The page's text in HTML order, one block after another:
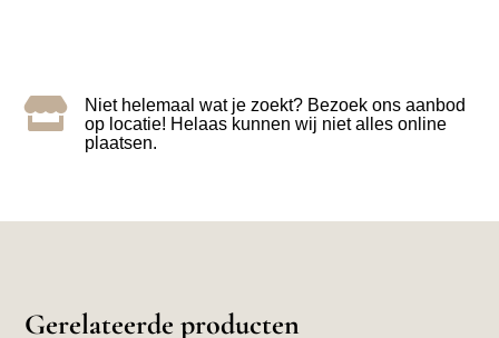

Niet helemaal wat je zoekt? Bezoek ons aanbod
op locatie! Helaas kunnen wij niet alles online
plaatsen.
Gerelateerde producten